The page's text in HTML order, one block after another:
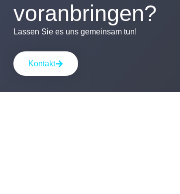
voranbringen?
Lassen Sie es uns gemeinsam tun!
Kontakt